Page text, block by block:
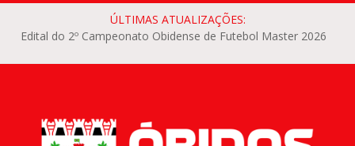
ÚLTIMAS ATUALIZAÇÕES:
Edital do 2º Campeonato Obidense de Futebol Master 2026